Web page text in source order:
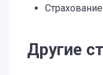
Другие